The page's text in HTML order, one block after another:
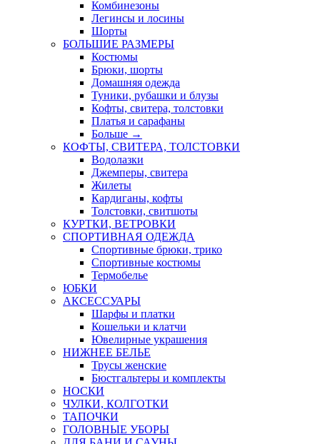
Комбинезоны
Легинсы и лосины
Шорты
БОЛЬШИЕ РАЗМЕРЫ
Костюмы
Брюки, шорты
Домашняя одежда
Туники, рубашки и блузы
Кофты, свитера, толстовки
Платья и сарафаны
Больше →
КОФТЫ, СВИТЕРА, ТОЛСТОВКИ
Водолазки
Джемперы, свитера
Жилеты
Кардиганы, кофты
Толстовки, свитшоты
КУРТКИ, ВЕТРОВКИ
СПОРТИВНАЯ ОДЕЖДА
Спортивные брюки, трико
Спортивные костюмы
Термобелье
ЮБКИ
AКСЕССУАРЫ
Шарфы и платки
Кошельки и клатчи
Ювелирные украшения
НИЖНЕЕ БЕЛЬЕ
Трусы женские
Бюстгальтеры и комплекты
НОСКИ
ЧУЛКИ, КОЛГОТКИ
ТАПОЧКИ
ГОЛОВНЫЕ УБОРЫ